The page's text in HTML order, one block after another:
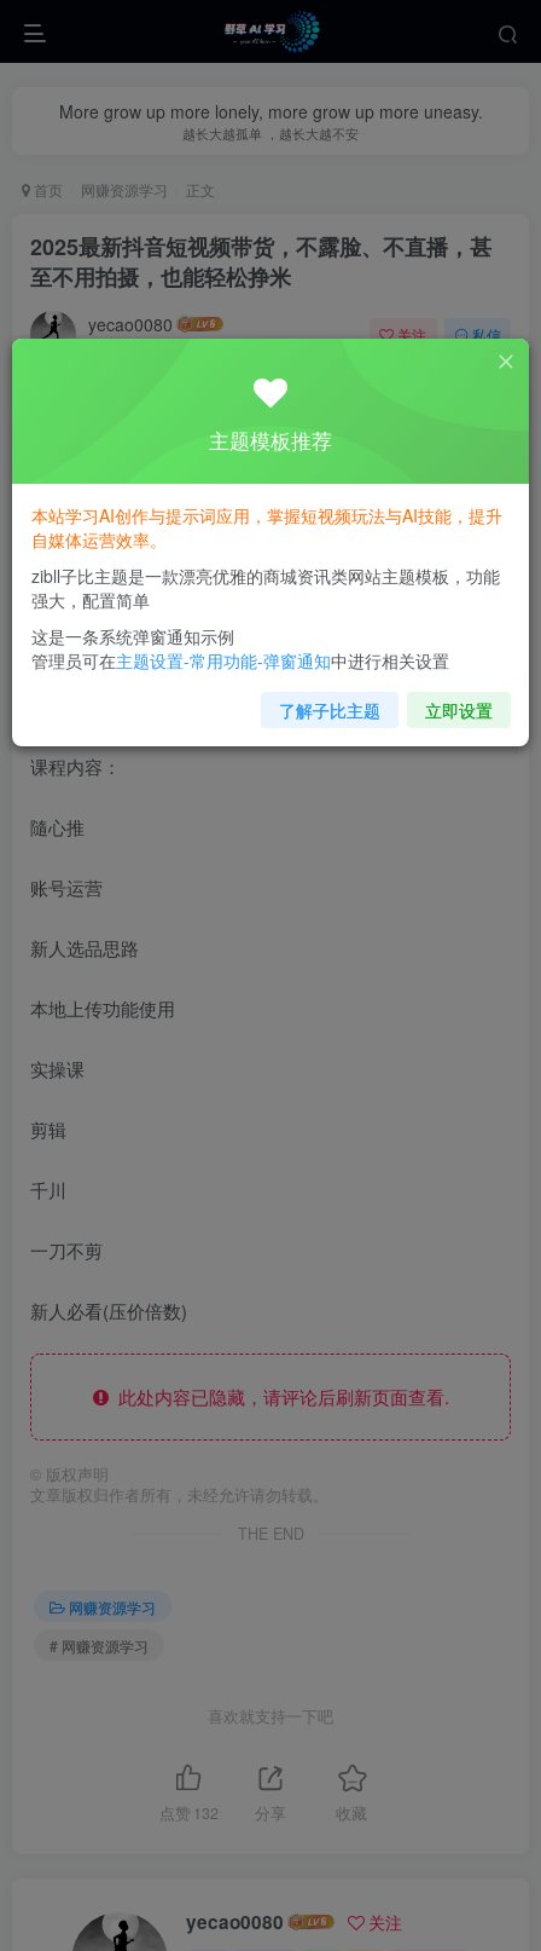
More grow up more lonely, more grow up more uneasy.
越长大越孤单 ，越长大越不安
首页 网赚资源学习 正文
2025最新抖音短视频带货，不露脸、不直播，甚
至不用拍摄，也能轻松挣米
yecao0080 关注 私信
课程内容：
隨心推
账号运营
新人选品思路
本地上传功能使用
实操课
剪辑
千川
一刀不剪
新人必看(压价倍数)
此处内容已隐藏，请评论后刷新页面查看.
© 版权声明
文章版权归作者所有，未经允许请勿转载。
THE END
网赚资源学习
# 网赚资源学习
喜欢就支持一下吧
点赞 132 分享 收藏
yecao0080 关注
主题模板推荐
本站学习AI创作与提示词应用，掌握短视频玩法与AI技能，提升
自媒体运营效率。
zibll子比主题是一款漂亮优雅的商城资讯类网站主题模板，功能
强大，配置简单
这是一条系统弹窗通知示例
管理员可在主题设置-常用功能-弹窗通知中进行相关设置
了解子比主题 立即设置